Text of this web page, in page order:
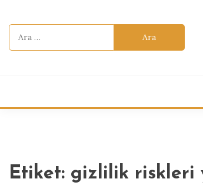
content
Etiket: gizlilik riskleri